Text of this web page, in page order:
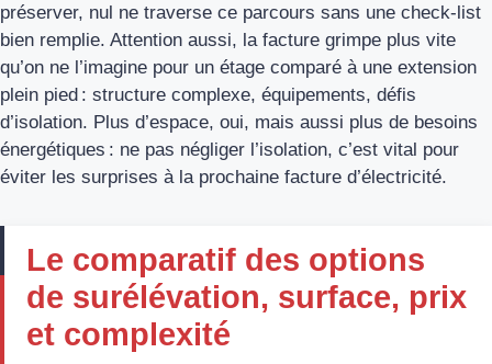
préserver, nul ne traverse ce parcours sans une check-list
bien remplie. Attention aussi, la facture grimpe plus vite
qu’on ne l’imagine pour un étage comparé à une extension
plein pied : structure complexe, équipements, défis
d’isolation. Plus d’espace, oui, mais aussi plus de besoins
énergétiques : ne pas négliger l’isolation, c’est vital pour
éviter les surprises à la prochaine facture d’électricité.
Le comparatif des options
de surélévation, surface, prix
et complexité